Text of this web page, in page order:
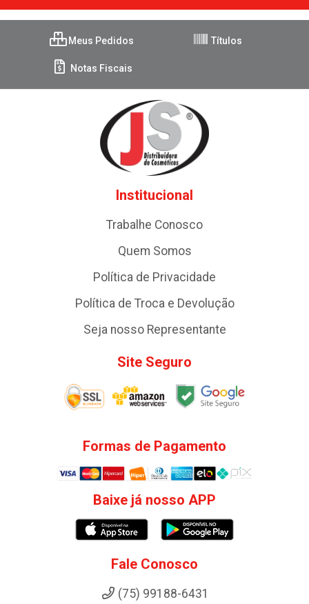
Meus Pedidos Títulos
Notas Fiscais
Institucional
Trabalhe Conosco
Quem Somos
Política de Privacidade
Política de Troca e Devolução
Seja nosso Representante
Site Seguro
Formas de Pagamento
Baixe já nosso APP
Fale Conosco
(75) 99188-6431